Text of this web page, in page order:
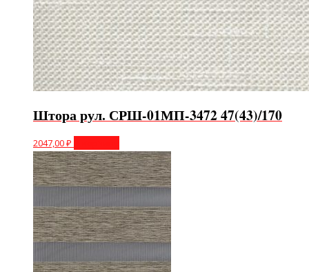
Штора рул. СРШ-01МП-3472 47(43)/170
2047,00₽